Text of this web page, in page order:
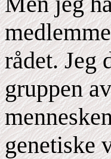
rådet. Jeg
gruppen
genetiske